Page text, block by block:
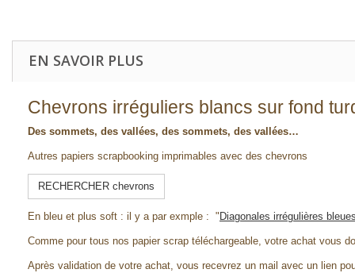
EN SAVOIR PLUS
Chevrons irréguliers blancs sur fond
Des sommets, des vallées, des sommets, des vallées…
Autres papiers scrapbooking imprimables avec des chevrons
RECHERCHER chevrons
En bleu et plus soft : il y a par exmple : " Diagonales irrégulières
Comme pour tous nos papier scrap téléchargeable, votre achat vous
Après validation de votre achat, vous recevrez un mail avec un lien